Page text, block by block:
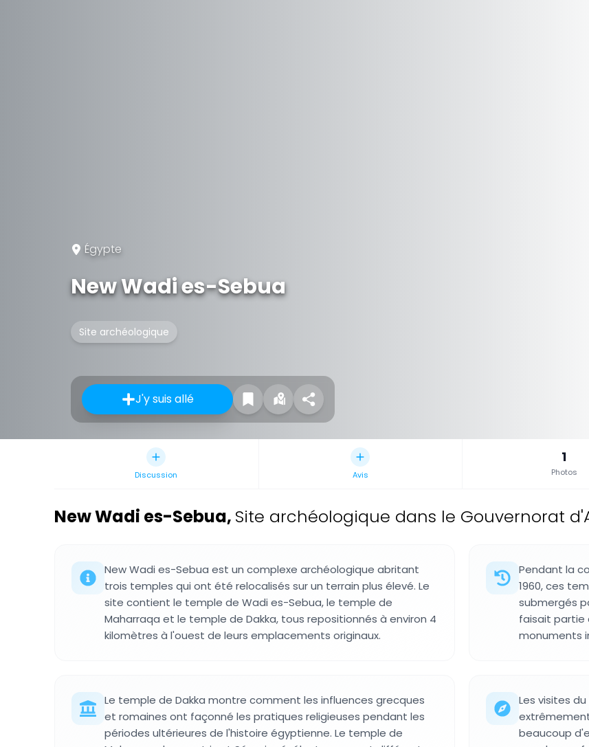
Égypte
New Wadi es-Sebua
Site archéologique
J'y suis allé
Discussion Avis
1
Photos
New Wadi es-Sebua, Site archéologique dans le Gouvernorat
New Wadi es-Sebua est un complexe archéologique abritant
trois temples qui ont été relocalisés sur un terrain plus élevé. Le
site contient le temple de Wadi es-Sebua, le temple de
Maharraqa et le temple de Dakka, tous repositionnés à environ 4
kilomètres à l'ouest de leurs emplacements originaux.
Pendant la
1960, ces
submergés
faisait partie
monuments
Le temple de Dakka montre comment les influences grecques
et romaines ont façonné les pratiques religieuses pendant les
périodes ultérieures de l'histoire égyptienne. Le temple de
Les visites
beaucoup